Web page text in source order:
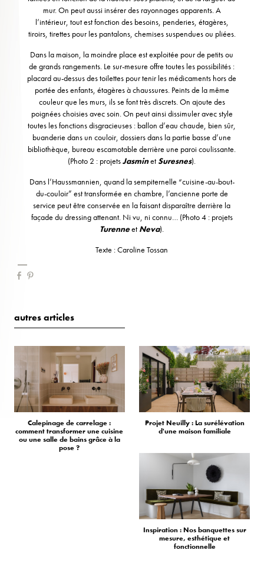
mur. On peut aussi insérer des rayonnages apparents. A
l’intérieur, tout est fonction des besoins, penderies, étagères,
tiroirs, tirettes pour les pantalons, chemises suspendues ou pliées.
Dans la maison, la moindre place est exploitée pour de petits ou
de grands rangements. Le sur-mesure offre toutes les possibilités :
placard au-dessus des toilettes pour tenir les médicaments hors de
portée des enfants, étagères à chaussures. Peints de la même
couleur que les murs, ils se font très discrets. On ajoute des
poignées choisies avec soin. On peut ainsi dissimuler avec style
toutes les fonctions disgracieuses : ballon d’eau chaude, bien sûr,
buanderie dans un couloir, dossiers dans la partie basse d’une
bibliothèque, bureau escamotable derrière une paroi coulissante.
(Photo 2 : projetsJasminet Suresnes).
Dans l’Haussmannien, quand la sempiternelle “cuisine-au-bout-
du-couloir” est transformée en chambre, l’ancienne porte de
service peut être conservée en la faisant disparaître derrière la
façade du dressing attenant. Ni vu, ni connu… (Photo 4 : projets
Turenneet Neva).
Texte : Caroline Tossan
autres articles
Calepinage de carrelage :
comment transformer une cuisine
ou une salle de bains grâce à la
pose ?
Projet Neuilly : La surélévation
d'une maison familiale
Inspiration : Nos banquettes sur
mesure, esthétique et
fonctionnelle